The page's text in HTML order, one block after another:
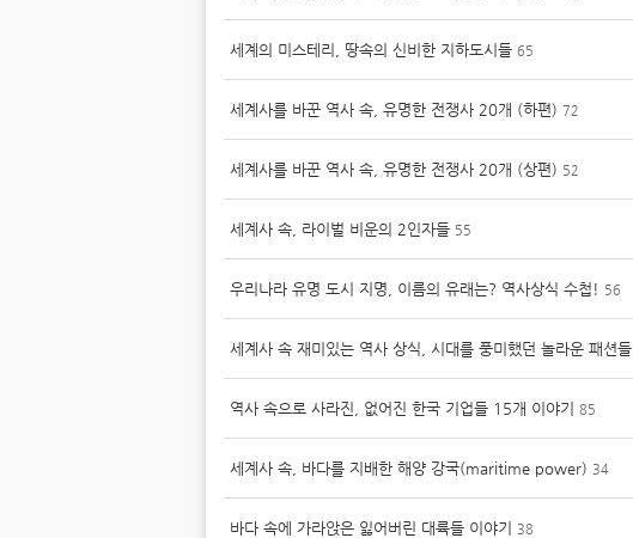
세계의 미스테리, 땅속의 신비한 지하도시들 65
세계사를 바꾼 역사 속, 유명한 전쟁사 20개 (하편) 72
세계사를 바꾼 역사 속, 유명한 전쟁사 20개 (상편) 52
세계사 속, 라이벌 비운의 2인자들 55
우리나라 유명 도시 지명, 이름의 유래는? 역사상식 수첩! 56
세계사 속 재미있는 역사 상식, 시대를 풍미했던 놀라운 패션들
역사 속으로 사라진, 없어진 한국 기업들 15개 이야기 85
세계사 속, 바다를 지배한 해양 강국(maritime power) 34
바다 속에 가라앉은 잃어버린 대륙들 이야기 38